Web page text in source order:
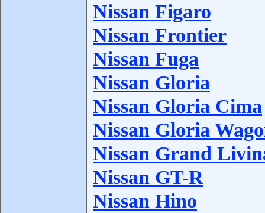
Nissan Figaro
Nissan Frontier
Nissan Fuga
Nissan Gloria
Nissan Gloria Cima
Nissan Gloria
Nissan Grand
Nissan GT-R
Nissan Hino